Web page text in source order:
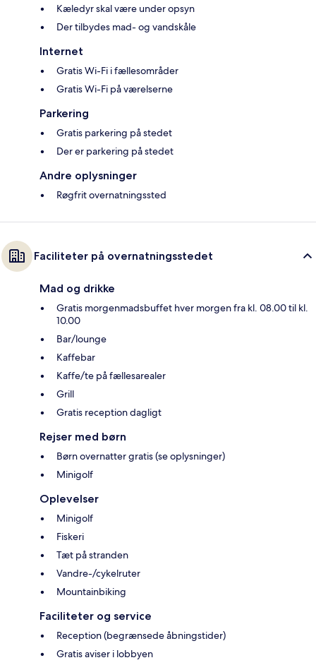
Kæledyr skal være under opsyn
Der tilbydes mad- og vandskåle
Internet
Gratis Wi-Fi i fællesområder
Gratis Wi-Fi på værelserne
Parkering
Gratis parkering på stedet
Der er parkering på stedet
Andre oplysninger
Røgfrit overnatningssted
Faciliteter på overnatningsstedet
Mad og drikke
Gratis morgenmadsbuffet hver morgen fra kl. 08.00 til kl.
10.00
Bar/lounge
Kaffebar
Kaffe/te på fællesarealer
Grill
Gratis reception dagligt
Rejser med børn
Børn overnatter gratis (se oplysninger)
Minigolf
Oplevelser
Minigolf
Fiskeri
Tæt på stranden
Vandre-/cykelruter
Mountainbiking
Faciliteter og service
Reception (begrænsede åbningstider)
Gratis aviser i lobbyen